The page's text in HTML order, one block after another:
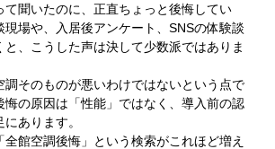
て聞いたのに、正直ちょっと後悔してい
現場や、入居後アンケート、SNSの体験談
と、こうした声は決して少数派ではありま
調そのものが悪いわけではないという点で
悔の原因は「性能」ではなく、導入前の認
あります。
全館空調後悔」という検索がこれほど増え